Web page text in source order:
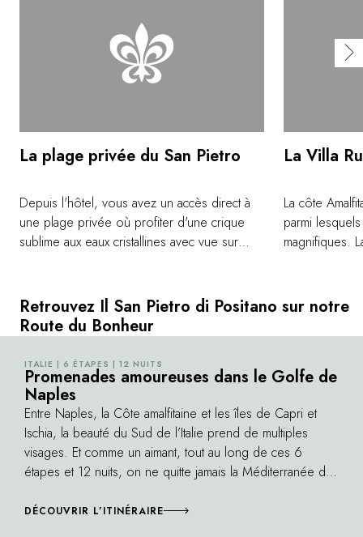
Retrouvez Il San Pietro di Positano sur notre
Route du Bonheur
©
ITALIE | 6 ÉTAPES | 12 NUITS
Promenades amoureuses dans le Golfe de
Naples
Entre Naples, la Côte amalfitaine et les îles de Capri et
Ischia, la beauté du Sud de l’Italie prend de multiples
visages. Et comme un aimant, tout au long de ces 6
étapes et 12 nuits, on ne quitte jamais la Méditerranée des
DÉCOUVRIR L’ITINÉRAIRE
La plage privée du San Pietro
Depuis l'hôtel, vous avez un accès direct à
une plage privée où profiter d'une crique
sublime aux eaux cristallines avec vue sur
vers ce petit coin de paradis en quelques
secondes. Dans ce décor idyllique, un
solarium, un restaurant et un bar au bord de
l'eau offrent le cadre idéal pour savourer la
beauté de la côte Amalfitaine en toute
quiétude. Au loin, vous apercevrez les
faraglioni, quatre pics rocheux emblématiques
de l'île de Capri qui se dressent fièrement
au-dessus de la mer.
La Villa
La côte
parmi
magnifiques.
appartenu à
couper le
Wagner qui a
séjour à
Ruffolo
hommage au